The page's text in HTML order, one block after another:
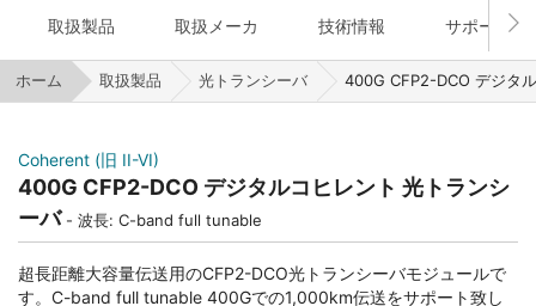
取扱製品 取扱メーカ 技術情報 サポート
ホーム 取扱製品 光トランシーバ 400G CFP2-DCO デジタ
400G CFP2-DCO デジタルコヒレント 光トランシ
ーバ
波長: C-band full tunable
Coherent (旧 II-VI)
超長距離大容量伝送用のCFP2-DCO光トランシーバモジュールで
す。C-band full tunable 400Gでの1,000km伝送をサポート致し